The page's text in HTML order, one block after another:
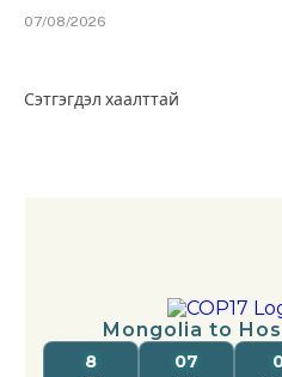
07/08/2026
Сэтгэгдэл хаалттай